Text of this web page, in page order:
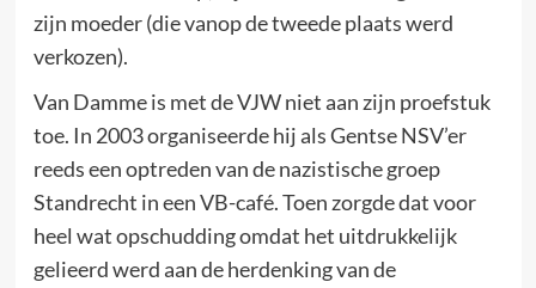
zijn moeder (die vanop de tweede plaats werd
verkozen).
Van Damme is met de VJW niet aan zijn proefstuk
toe. In 2003 organiseerde hij als Gentse NSV’er
reeds een optreden van de nazistische groep
Standrecht in een VB-café. Toen zorgde dat voor
heel wat opschudding omdat het uitdrukkelijk
gelieerd werd aan de herdenking van de